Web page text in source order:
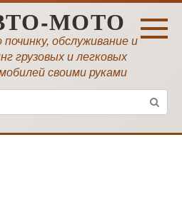
МОТО
починку, обслуживание и
грузовых и легковых
своими руками